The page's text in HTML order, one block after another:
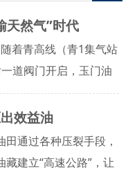
天然气”时代
着青高线（青1集气站
道阀门开启，玉门油
利注入青高线管道，标
天然气”时代。
效益油
通过各种压裂手段，
建立“高速公路”，让